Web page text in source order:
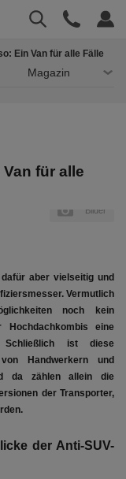
Ein Van für alle Fälle
Magazin
für alle
Bilder
aber vielseitig und
Vermutlich
noch kein
eine
Schließlich ist diese
Handwerkern und
da zählen allein die
der Transporter,
der Anti-SUV-